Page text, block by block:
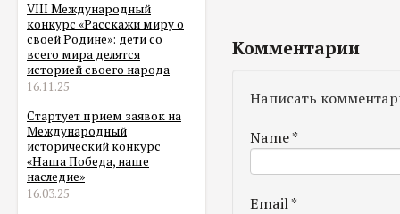
VIII Международный
конкурс «Расскажи миру о
своей Родине»: дети со
всего мира делятся
историей своего народа
16.11.25
Стартует прием заявок на
Международный
исторический конкурс
«Наша Победа, наше
наследие»
16.03.25
Комментарии
Написать
Name*
Email*